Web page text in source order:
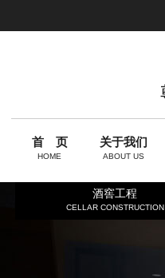
首 页
HOME
关于我们
ABOUT US
酒窖工程
CELLAR CONSTRUCTION